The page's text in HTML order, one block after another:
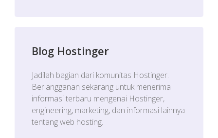
Blog Hostinger
Jadilah bagian dari komunitas Hostinger.
Berlangganan sekarang untuk menerima
informasi terbaru mengenai Hostinger,
engineering, marketing, dan informasi lainnya
tentang web hosting.